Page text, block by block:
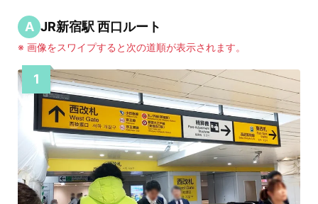
A JR新宿駅 西口ルート
※ 画像をスワイプすると次の道順が表示されます。